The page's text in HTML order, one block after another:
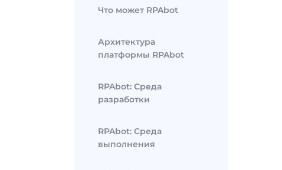
Что может RPAbot
Архитектура
платформы RPAbot
RPAbot: Среда
разработки
RPAbot: Среда
выполнения